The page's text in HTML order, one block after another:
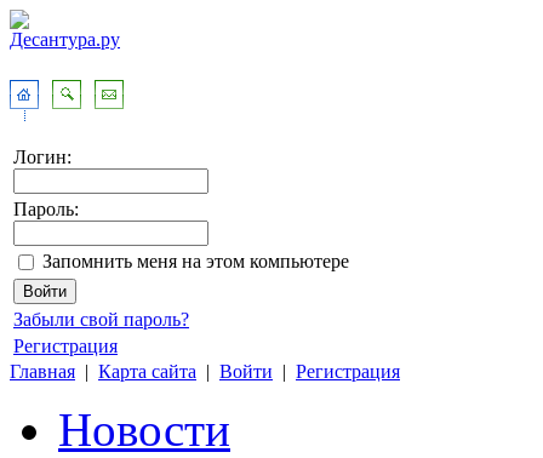
Логин:
Пароль:
Запомнить меня на этом компьютере
Забыли свой пароль?
Регистрация
Главная | Карта сайта | Войти | Регистрация
Новости